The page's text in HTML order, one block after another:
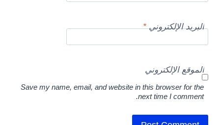
البريد الإلكتروني*
الموقع الإلكتروني
Save my name, email, and website in this browser for the
next time I comment.